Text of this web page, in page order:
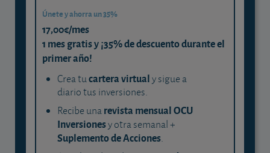
Únete y ahorra un 35%
17,00€/mes
1 mes gratis y ¡35% de descuento durante el
primer año!
Crea tucartera virtualy sigue a
diario tus inversiones.
Recibe unarevista mensual OCU
Inversionesy otra semanal +
Suplemento de Acciones.